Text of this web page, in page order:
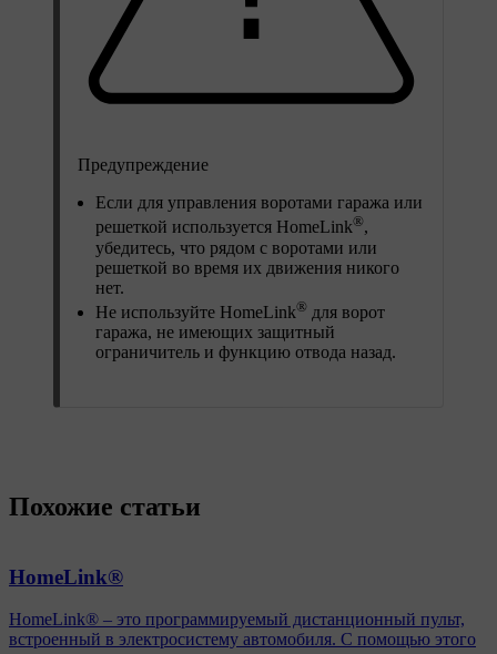
Предупреждение
Если для управления воротами гаража или
решеткой используется HomeLink®,
убедитесь, что рядом с воротами или
решеткой во время их движения никого
нет.
Не используйте HomeLink® для ворот
гаража, не имеющих защитный
ограничитель и функцию отвода назад.
Похожие статьи
HomeLink®
HomeLink® – это программируемый дистанционный пульт,
встроенный в электросистему автомобиля. С помощью этого